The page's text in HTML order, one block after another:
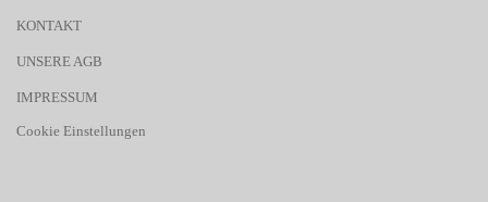
KONTAKT
UNSERE AGB
IMPRESSUM
Cookie Einstellungen